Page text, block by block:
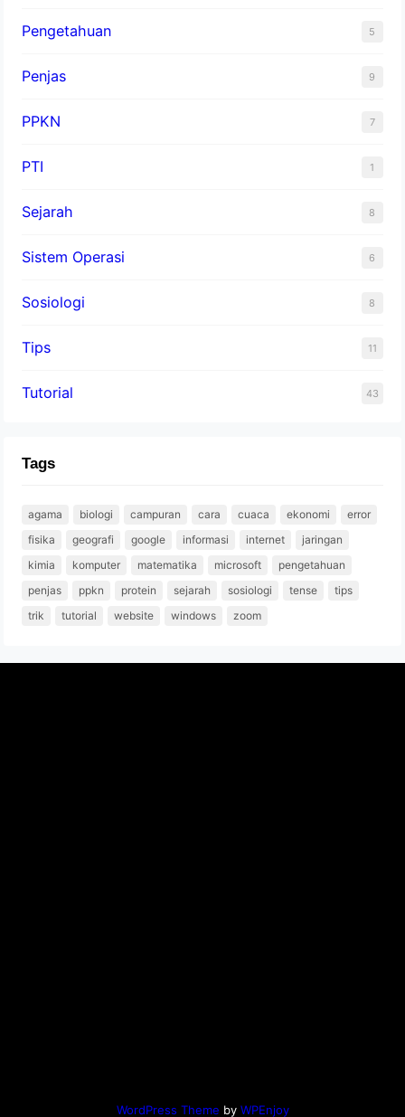
Pengetahuan 5
Penjas 9
PPKN 7
PTI 1
Sejarah 8
Sistem Operasi 6
Sosiologi 8
Tips 11
Tutorial 43
Tags
agama biologi campuran cara cuaca ekonomi
error
fisika
geografi google informasi internet
jaringan
kimia
komputer matematika microsoft
pengetahuan
penjas
ppkn protein sejarah sosiologi tense
tips
trik
tutorial website windows zoom
WordPress Theme by WPEnjoy